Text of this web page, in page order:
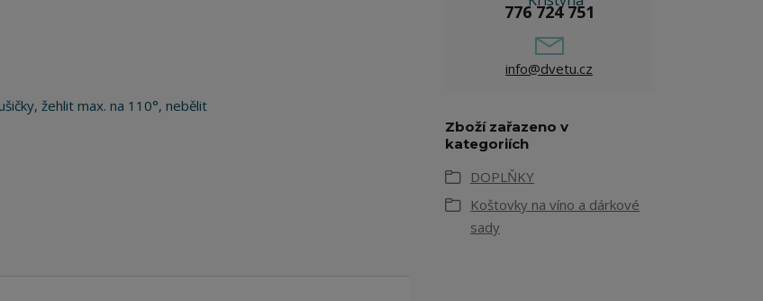
žehlit max. na 110°, nebělit
776 724 751
info@dvetu.cz
Zboží zařazeno v
kategoriích
DOPLŇKY
Koštovky na víno a dárkové
sady